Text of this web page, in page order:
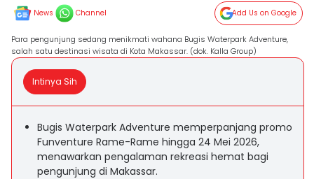
News Channel Add Us on Google
Para pengunjung sedang menikmati wahana Bugis Waterpark Adventure,
salah satu destinasi wisata di Kota Makassar. (dok. Kalla Group)
Intinya Sih
Bugis Waterpark Adventure memperpanjang promo
Funventure Rame-Rame hingga 24 Mei 2026,
menawarkan pengalaman rekreasi hemat bagi
pengunjung di Makassar.